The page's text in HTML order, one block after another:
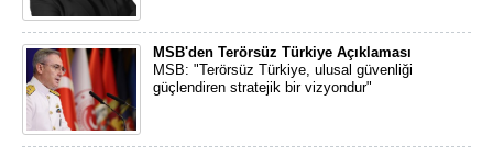
MSB'den Terörsüz Türkiye Açıklaması
MSB: "Terörsüz Türkiye, ulusal güvenliği
güçlendiren stratejik bir vizyondur"